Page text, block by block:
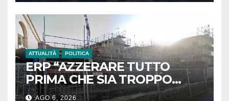
ATTUALITÀ POLITICA
ERP “AZZERARE TUTTO
PRIMA CHE SIA TROPPO
TARDI”
AGO 6, 2026